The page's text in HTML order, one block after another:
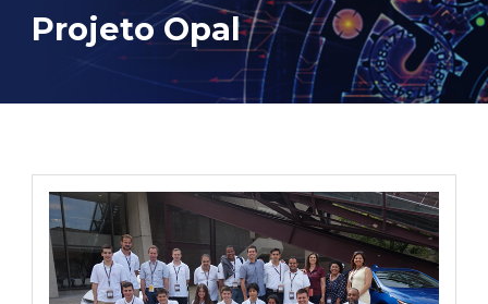
Projeto Opal